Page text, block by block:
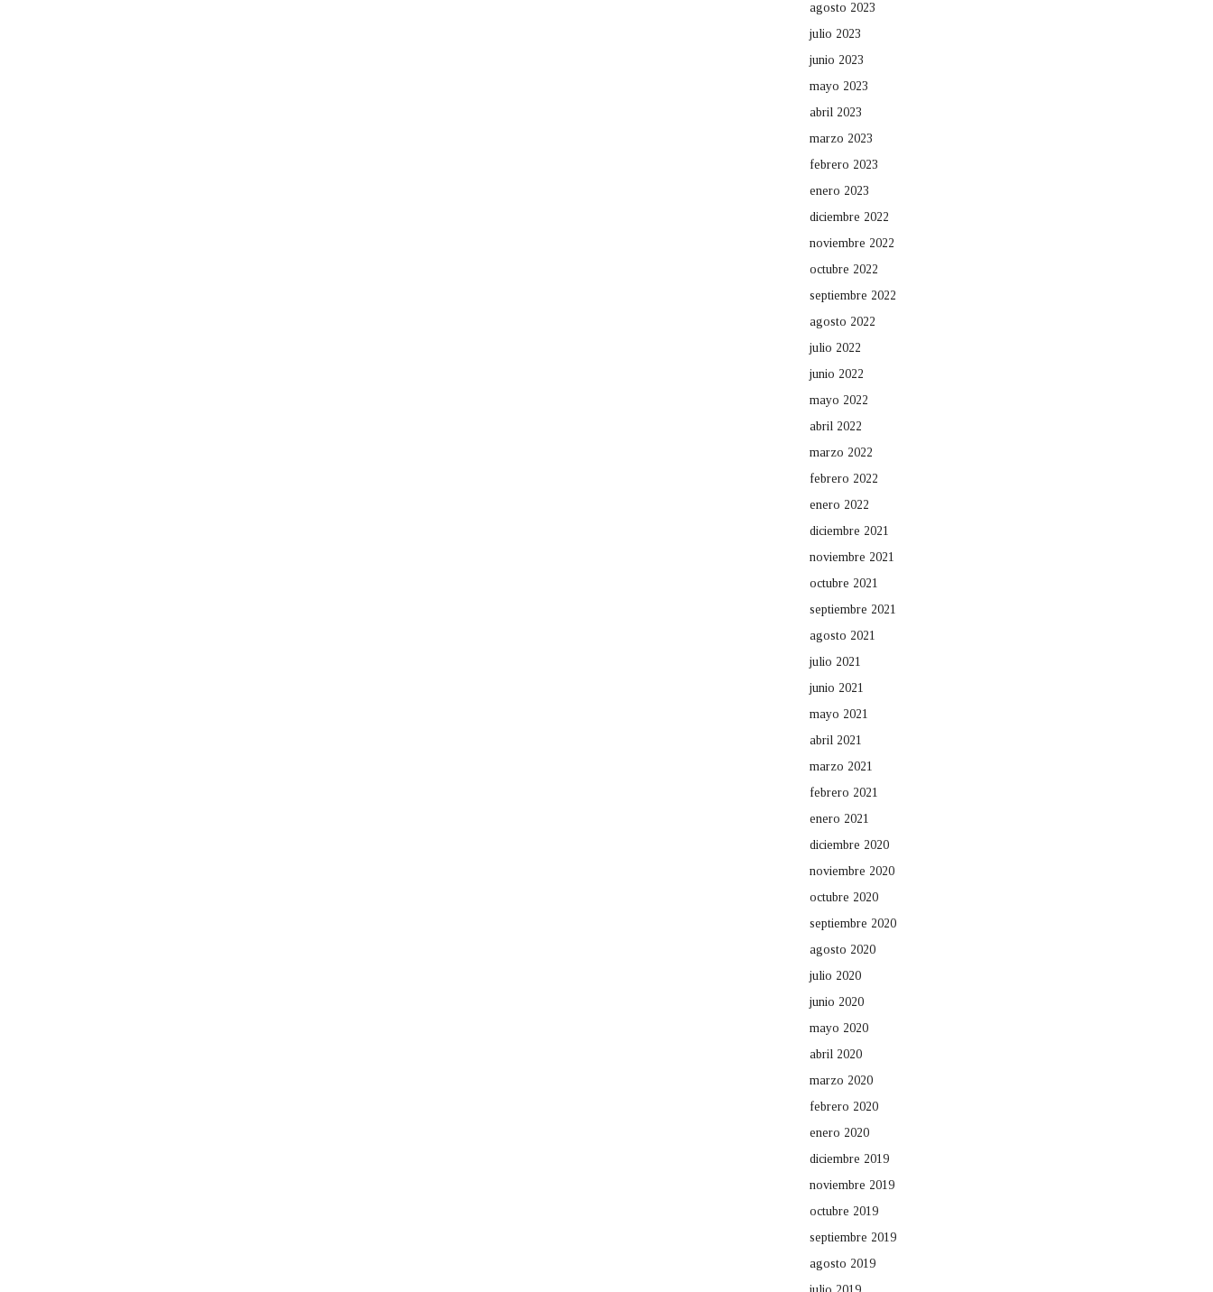
agosto 2023
julio 2023
junio 2023
mayo 2023
abril 2023
marzo 2023
febrero 2023
enero 2023
diciembre 2022
noviembre 2022
octubre 2022
septiembre 2022
agosto 2022
julio 2022
junio 2022
mayo 2022
abril 2022
marzo 2022
febrero 2022
enero 2022
diciembre 2021
noviembre 2021
octubre 2021
septiembre 2021
agosto 2021
julio 2021
junio 2021
mayo 2021
abril 2021
marzo 2021
febrero 2021
enero 2021
diciembre 2020
noviembre 2020
octubre 2020
septiembre 2020
agosto 2020
julio 2020
junio 2020
mayo 2020
abril 2020
marzo 2020
febrero 2020
enero 2020
diciembre 2019
noviembre 2019
octubre 2019
septiembre 2019
agosto 2019